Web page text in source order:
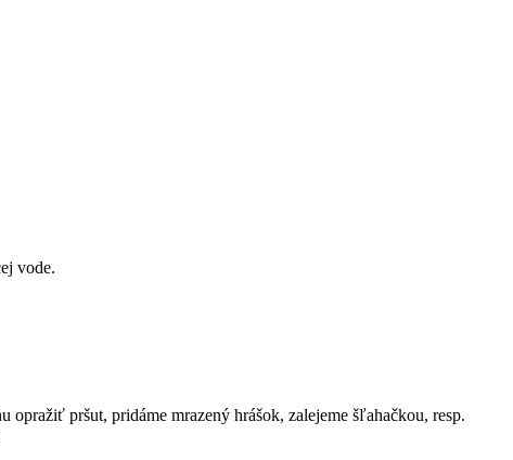
vode.
pršut, pridáme mrazený hrášok, zalejeme šľahačkou, resp.